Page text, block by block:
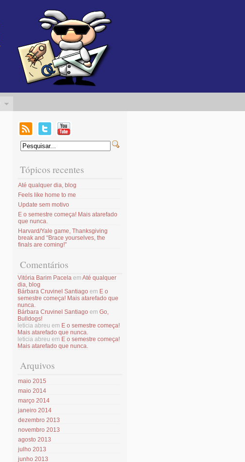
Tópicos recentes
Até qualquer dia, blog
Feels like home to me
Update sem motivo
E o semestre começa! Mais atarefado
que nunca.
Harvard/Yale game, Thanksgiving
break and “Brace yourselves, the
finals are coming!”
Comentários
Vitória Barim Pacela em Até qualquer
dia, blog
Bárbara Cruvinel Santiago em E o
semestre começa! Mais atarefado que
nunca.
Bárbara Cruvinel Santiago em Go,
Bulldogs!
leticia abreu em E o semestre começa!
Mais atarefado que nunca.
leticia abreu em E o semestre começa!
Mais atarefado que nunca.
Arquivos
maio 2015
maio 2014
março 2014
janeiro 2014
dezembro 2013
novembro 2013
agosto 2013
julho 2013
junho 2013